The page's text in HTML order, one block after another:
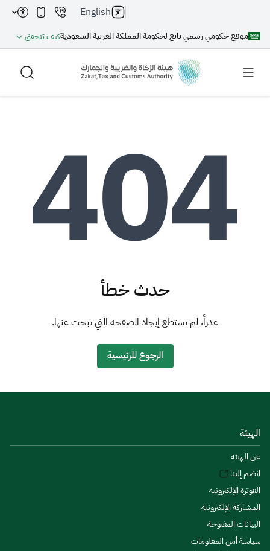
موقع حكومي رسمي تابع لحكومة المملكة العربية السعوديةكيف تتحقق
English
بحث AI
التصرفات العقارية
حدث خطأ
عذراً، لم نستطع إيجاد الصفحة التي تبحث عنها.
الرجوع للرئيسية
الهيئة
عن الهيئة
انضم إلينا
الفوترة الإلكترونية
المشاركة الإلكترونية
البيانات المفتوحة
سياسة أمن المعلومات